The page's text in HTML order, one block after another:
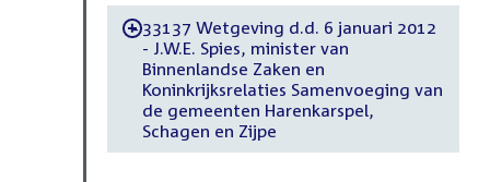
-33137 Wetgeving d.d. 6 januari 2012
- J.W.E. Spies, minister van
Binnenlandse Zaken en
Koninkrijksrelaties Samenvoeging van
de gemeenten Harenkarspel,
Schagen en Zijpe